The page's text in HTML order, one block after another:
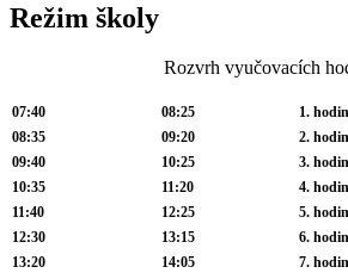
Režim školy
Rozvrh vyučovacích
07:40 08:25
1.
08:35
09:20
2.
09:40
10:25
3.
10:35
11:20
4.
11:40
12:25
5.
12:30
13:15
6.
13:20
14:05
7.